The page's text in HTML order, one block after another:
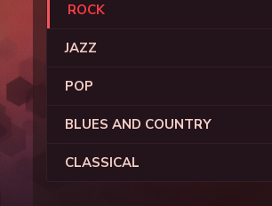
ROCK
JAZZ
POP
BLUES AND COUNTRY
CLASSICAL